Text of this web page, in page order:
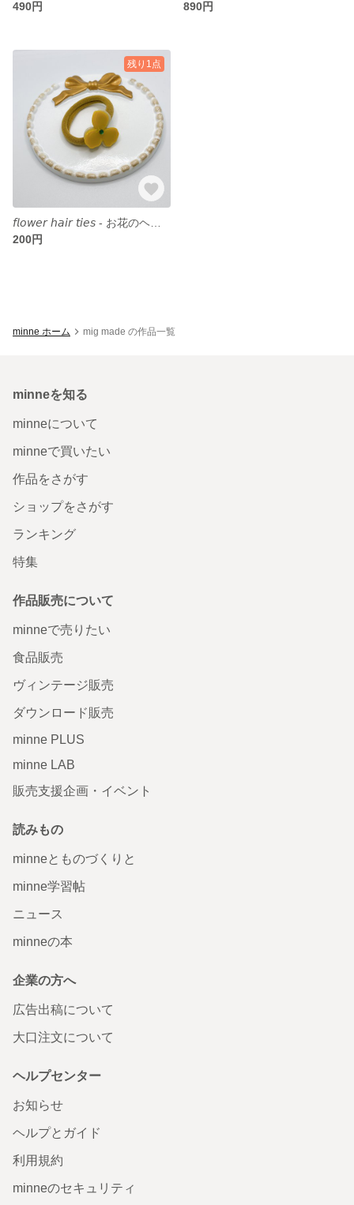
490円 890円
残り1点
200円
minne ホーム mig made の作品一覧
minneを知る
minneについて
minneで買いたい
作品をさがす
ショップをさがす
ランキング
特集
作品販売について
minneで売りたい
食品販売
ヴィンテージ販売
ダウンロード販売
minne PLUS
minne LAB
販売支援企画・イベント
読みもの
minneとものづくりと
minne学習帖
ニュース
minneの本
企業の方へ
広告出稿について
大口注文について
ヘルプセンター
お知らせ
ヘルプとガイド
利用規約
minneのセキュリティ